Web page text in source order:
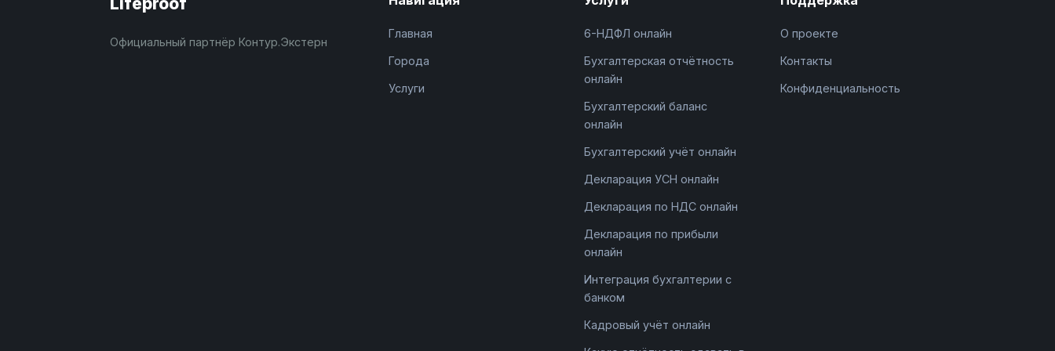
Официальный партнёр Контур.Экстерн
Главная
Города
Услуги
6-НДФЛ онлайн
Бухгалтерская отчётность
онлайн
Бухгалтерский баланс
онлайн
Бухгалтерский учёт онлайн
Декларация УСН онлайн
Декларация по НДС онлайн
Декларация по прибыли
онлайн
Интеграция бухгалтерии с
банком
Кадровый учёт онлайн
О проекте
Контакты
Конфиденциальность